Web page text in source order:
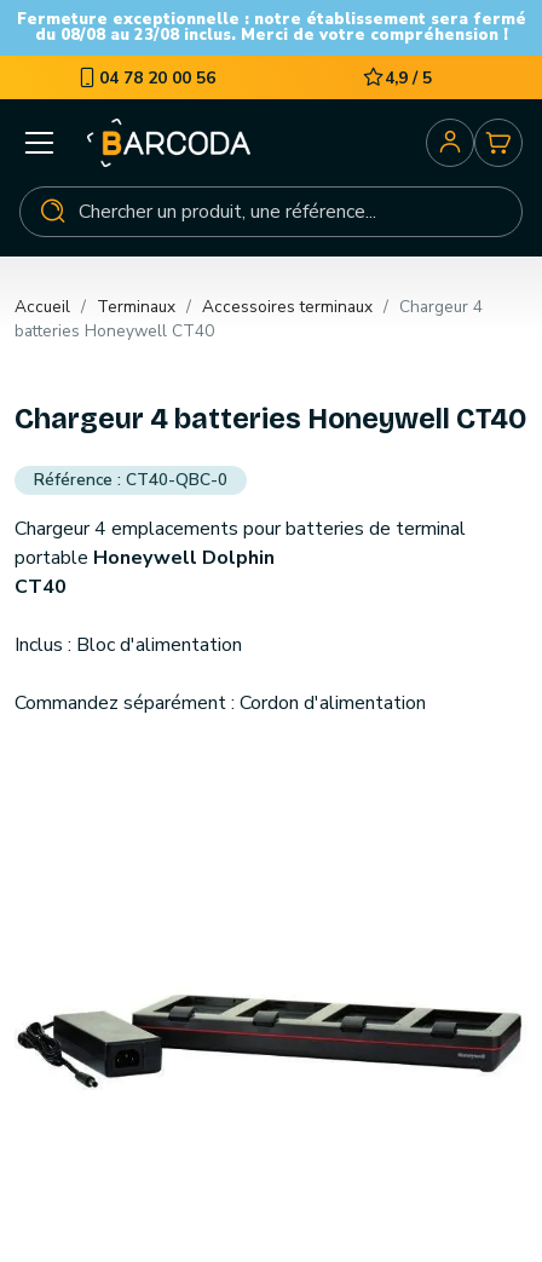
Fermeture exceptionnelle : notre établissement sera fermé
du 08/08 au 23/08 inclus. Merci de votre compréhension !
04 78 20 00 56 4,9 / 5
Accueil Terminaux Accessoires terminaux
Chargeur 4
batteries Honeywell CT40
Chargeur 4 batteries Honeywell CT40
CT40-QBC-0
Chargeur 4 emplacements pour batteries de terminal
portable Honeywell Dolphin
CT40
Inclus : Bloc d'alimentation
Commandez séparément : Cordon d'alimentation